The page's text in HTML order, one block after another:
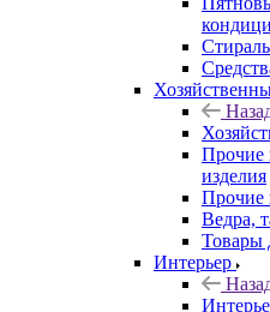
Прочие
изделия
Прочие
Ведра,
Товары
Интерьер